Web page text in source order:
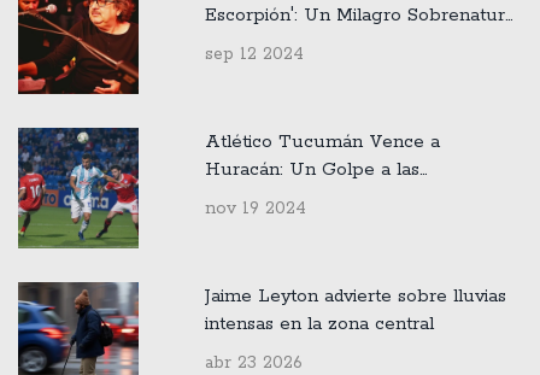
Escorpión': Un Milagro Sobrenatural
en la Música
sep 12 2024
Atlético Tucumán Vence a
Huracán: Un Golpe a las
Aspiraciones del Título
nov 19 2024
Jaime Leyton advierte sobre lluvias
intensas en la zona central
abr 23 2026